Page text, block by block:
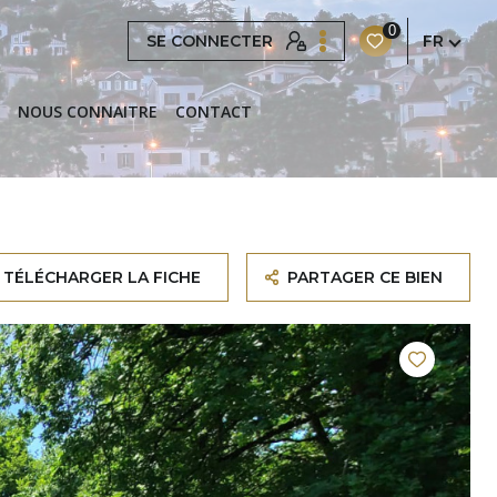
SE CONNECTER
0
FR
NOUS CONNAITRE CONTACT
TÉLÉCHARGER LA FICHE PARTAGER CE BIEN